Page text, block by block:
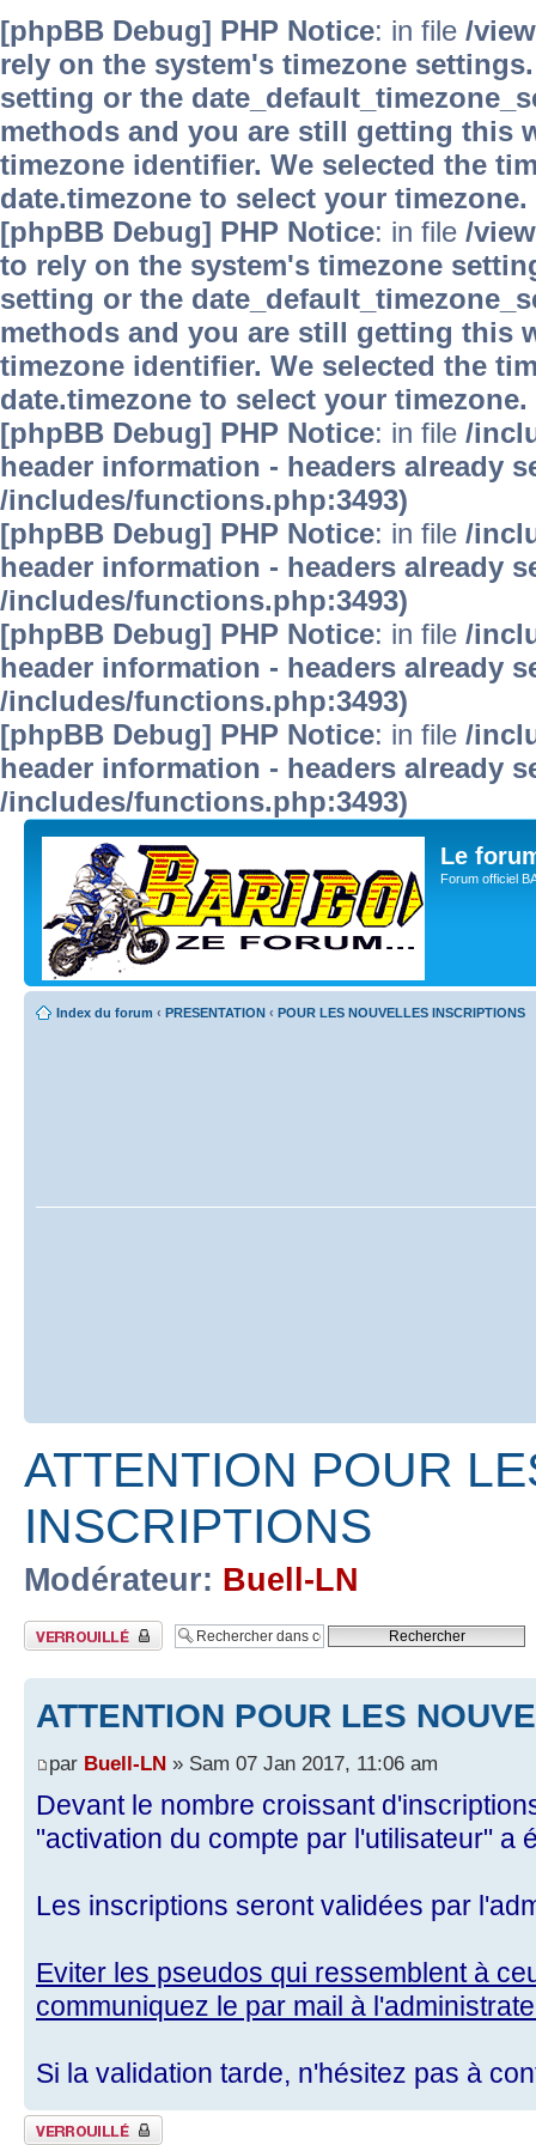
[phpBB Debug] PHP Notice: in file /
rely on the system's timezone
setting or the
methods and you are still getting this
timezone identifier. We selected the
date.timezone to select your timezone.
[phpBB Debug] PHP Notice: in file /
to rely on the system's timezone
setting or the
methods and you are still getting this
timezone identifier. We selected the
date.timezone to select your timezone.
[phpBB Debug] PHP Notice: in file /
header information - headers already
/includes/functions.php:3493)
[phpBB Debug] PHP Notice: in file /
header information - headers already
/includes/functions.php:3493)
[phpBB Debug] PHP Notice: in file /
header information - headers already
/includes/functions.php:3493)
[phpBB Debug] PHP Notice: in file /
header information - headers already
/includes/functions.php:3493)
Le
Forum officiel
Index du forum ‹ PRESENTATION ‹ POUR LES NOUVELLES INSCRIPTIONS
ATTENTION POUR
INSCRIPTIONS
Modérateur: Buell-LN
Sujet verrouillé
ATTENTION POUR LES
par Buell-LN » Sam 07 Jan 2017, 11:06 am
Devant le nombre croissant
"activation du compte par l'utilisateur" a
Les inscriptions seront validées par
Eviter les pseudos qui ressemblent à
communiquez le par mail à
Si la validation tarde, n'hésitez pas à
Sujet verrouillé